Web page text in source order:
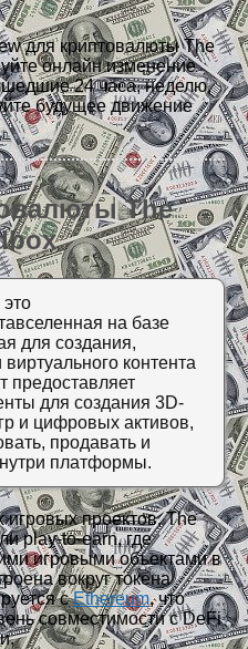
для криптовалюты The
онлайн изменение
24 часа, неделю,
будущее движение
The
на базе
для создания,
контента
предоставляет
для создания 3D-
и цифровых активов,
продавать и
платформы.
игровых проектов, The
play-to-earn, где
игровыми объектами в
вокруг токена
сEthereum, что
совместимости с DeFi